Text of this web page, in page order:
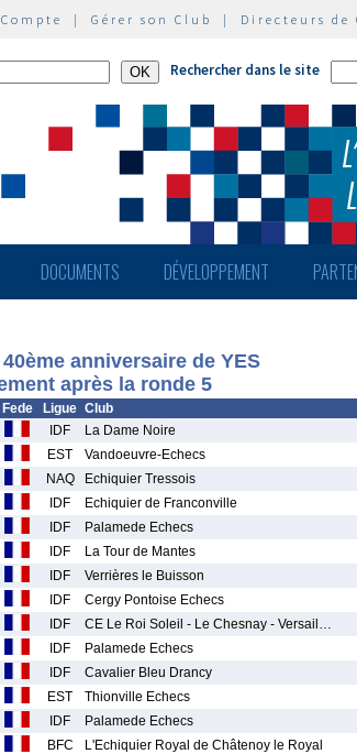
| Gérer son Club | Directeurs de
Rechercher dans le site
DOCUMENTS DÉVELOPPEMENT
anniversaire de YES
après la ronde 5
Fede Ligue Club
IDF La Dame Noire
EST Vandoeuvre-Echecs
NAQ Echiquier Tressois
IDF Echiquier de Franconville
IDF Palamede Echecs
IDF La Tour de Mantes
IDF Verrières le Buisson
IDF Cergy Pontoise Echecs
IDF CE Le Roi Soleil - Le Chesnay - Versail…
IDF Palamede Echecs
IDF Cavalier Bleu Drancy
EST Thionville Echecs
IDF Palamede Echecs
BFC L'Echiquier Royal de Châtenoy le Royal